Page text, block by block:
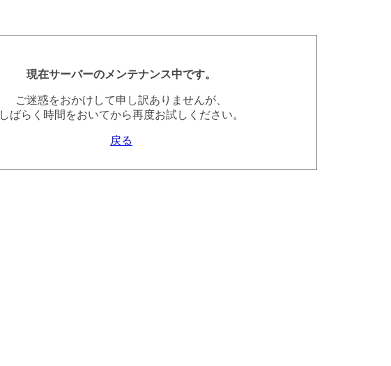
現在サーバーのメンテナンス中です。
ご迷惑をおかけして申し訳ありませんが、
しばらく時間をおいてから再度お試しください。
戻る